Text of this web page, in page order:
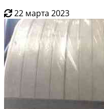
22 марта 2023